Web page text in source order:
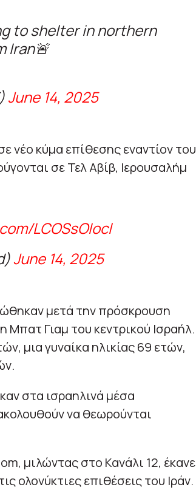
to shelter in northern
Iran🚨
June 14, 2025
νέο κύμα επίθεσης εναντίον του
σε Τελ Αβίβ, Ιερουσαλήμ
LCOSsOIocl
June 14, 2025
μετά την πρόσκρουση
Μπατ Γιαμ του κεντρικού Ισραήλ.
μια γυναίκα ηλικίας 69 ετών,
στα ισραηλινά μέσα
να θεωρούνται
μιλώντας στο Κανάλι 12, έκανε
ολονύκτιες επιθέσεις του Ιράν.